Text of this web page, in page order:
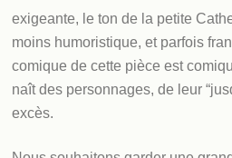
exigeante, le ton de la petite
moins humoristique, et parfois
comique de cette pièce est
naît des personnages, de leur
excès.